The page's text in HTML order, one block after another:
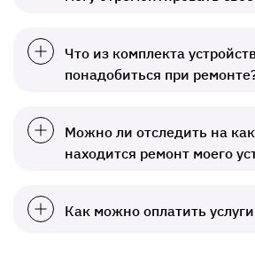
Что из комплекта
понадобиться при
Можно ли отследить на
находится ремонт моего
Как можно оплатить